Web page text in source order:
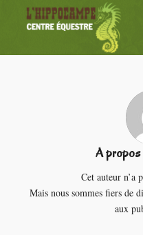
A
Cet auteur n’a
Mais nous sommes fiers de
aux